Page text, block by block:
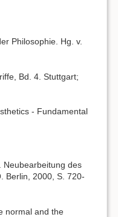
Philosophie. Hg. v.
Bd. 4. Stuttgart;
- Fundamental
Neubearbeitung des
Berlin, 2000, S. 720-
normal and the